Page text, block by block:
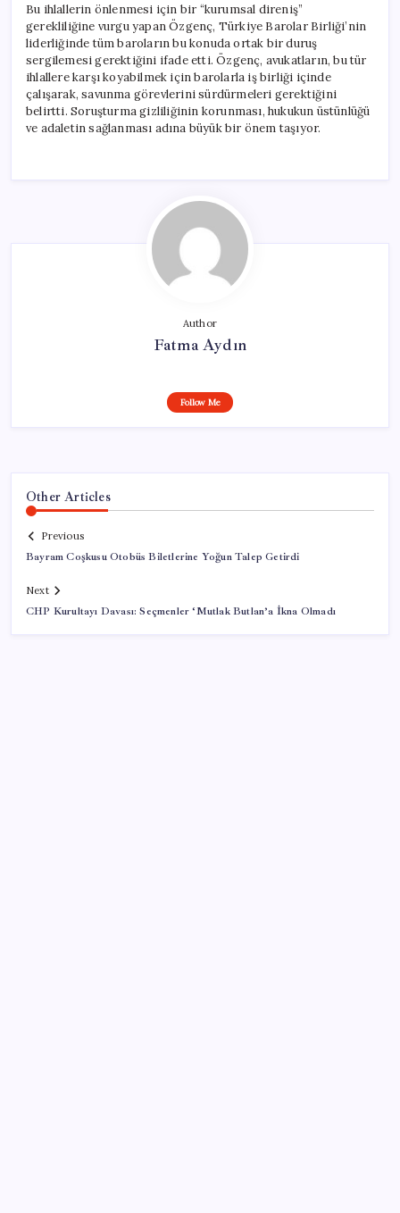
Bu ihlallerin önlenmesi için bir “kurumsal direniş”
gerekliliğine vurgu yapan Özgenç, Türkiye Barolar Birliği’nin
liderliğinde tüm baroların bu konuda ortak bir duruş
sergilemesi gerektiğini ifade etti. Özgenç, avukatların, bu tür
ihlallere karşı koyabilmek için barolarla iş birliği içinde
çalışarak, savunma görevlerini sürdürmeleri gerektiğini
belirtti. Soruşturma gizliliğinin korunması, hukukun üstünlüğü
ve adaletin sağlanması adına büyük bir önem taşıyor.
Author
Fatma Aydın
Follow Me
Other Articles
Previous
Bayram Coşkusu Otobüs Biletlerine Yoğun Talep Getirdi
Next
CHP Kurultayı Davası: Seçmenler ‘Mutlak Butlan’a İkna Olmadı